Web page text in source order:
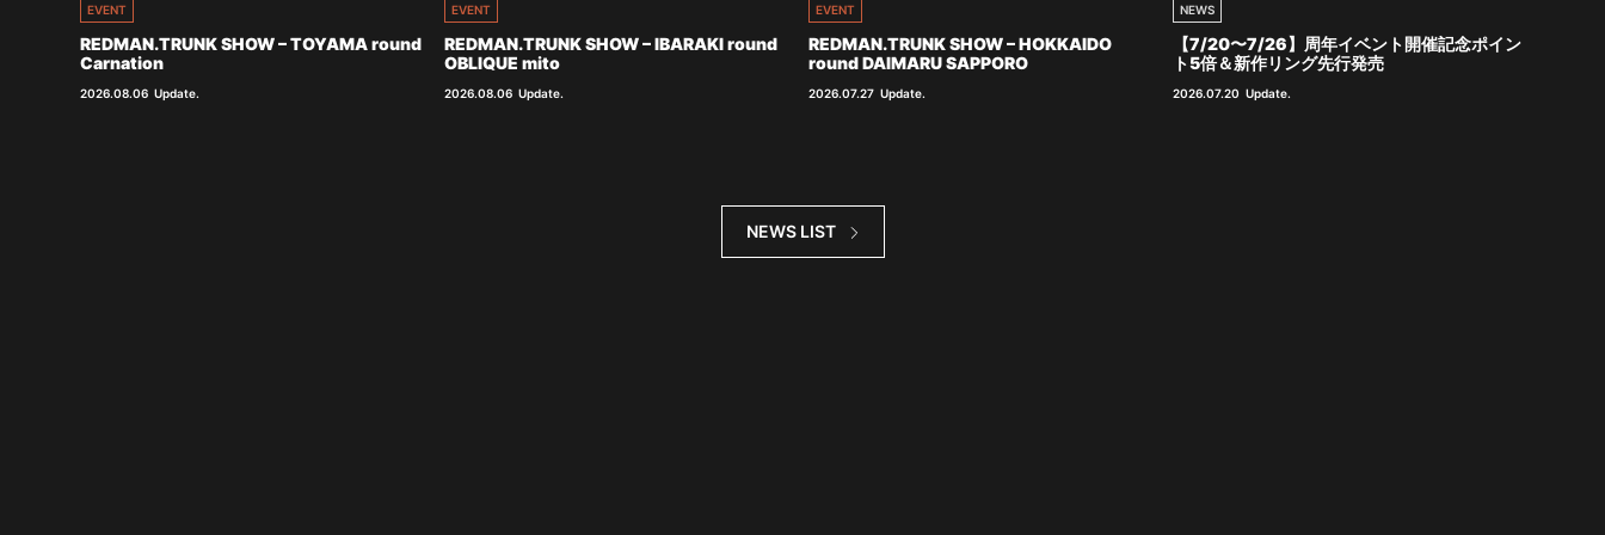
EVENT
REDMAN.TRUNK SHOW – TOYAMA round
Carnation
2026.08.06 Update.
EVENT
REDMAN.TRUNK SHOW – IBARAKI round
OBLIQUE mito
2026.08.06 Update.
EVENT
REDMAN.TRUNK SHOW – HOKKAIDO
round DAIMARU SAPPORO
2026.07.27 Update.
NEWS
【7/20〜7/26】周年イベント開催記念ポイン
ト5倍＆新作リング先行発売
2026.07.20 Update.
NEWS LIST